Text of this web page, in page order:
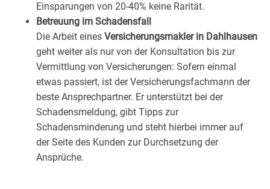
Einsparungen von 20-40% keine Rarität.
Betreuung im Schadensfall
Die Arbeit eines Versicherungsmakler in Dahlhausen
geht weiter als nur von der Konsultation bis zur
Vermittlung von Versicherungen: Sofern einmal
etwas passiert, ist der Versicherungsfachmann der
beste Ansprechpartner. Er unterstützt bei der
Schadensmeldung, gibt Tipps zur
Schadensminderung und steht hierbei immer auf
der Seite des Kunden zur Durchsetzung der
Ansprüche.